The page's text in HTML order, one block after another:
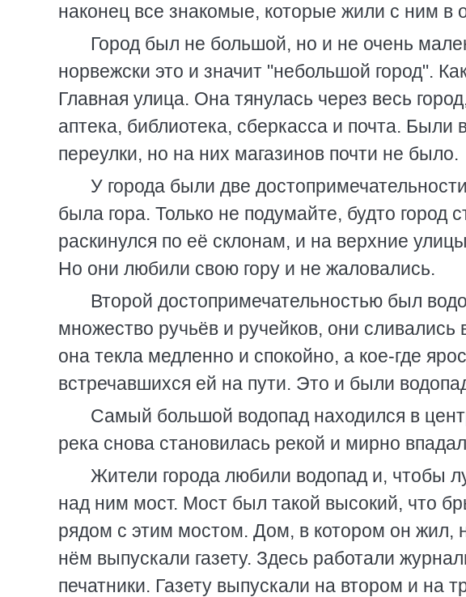
наконец все знакомые, которые жили с ним в
Город был не большой, но и не очень
норвежски это и значит "небольшой город".
Главная улица. Она тянулась через весь
аптека, библиотека, сберкасса и почта.
переулки, но на них магазинов почти не было.
У города были две
была гора. Только не подумайте, будто город
раскинулся по её склонам, и на верхние
Но они любили свою гору и не жаловались.
Второй достопримечательностью был
множество ручьёв и ручейков, они сливались
она текла медленно и спокойно, а кое-где
встречавшихся ей на пути. Это и были
Самый большой водопад находился в
река снова становилась рекой и мирно
Жители города любили водопад и, чтобы
над ним мост. Мост был такой высокий, что
рядом с этим мостом. Дом, в котором он жил,
нём выпускали газету. Здесь работали
печатники. Газету выпускали на втором и на